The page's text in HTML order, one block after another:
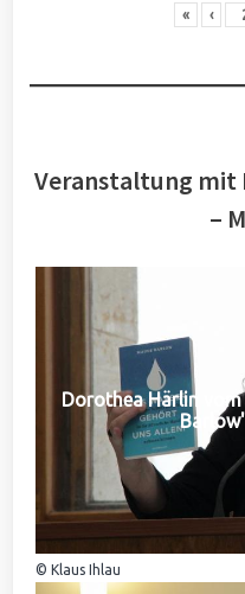
« ‹
Veranstaltung mit
–
Dorothea Härlin
© Klaus Ihlau